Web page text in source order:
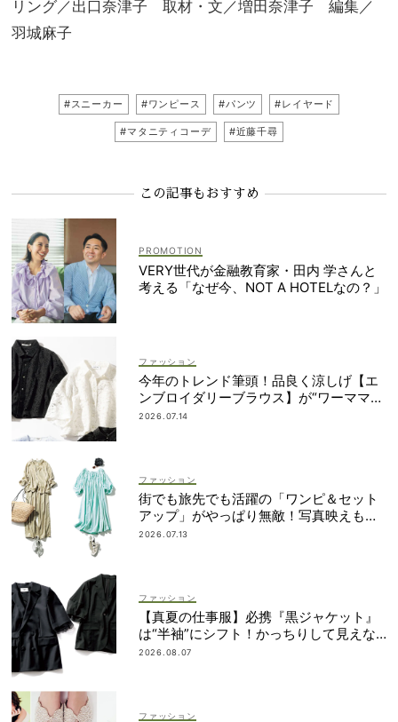
リング／出口奈津子 取材・文／増田奈津子 編集／
羽城麻子
#スニーカー #ワンピース #パンツ #レイヤード
#マタニティコーデ #近藤千尋
この記事もおすすめ
VERY世代が金融教育家・田内 学さんと
考える「なぜ今、NOT A HOTELなの？」
ファッション
今年のトレンド筆頭！品良く涼しげ【エ
ンブロイダリーブラウス】が“ワーママの
新定番”
2026.07.14
ファッション
街でも旅先でも活躍の「ワンピ＆セット
アップ」がやっぱり無敵！写真映えも着
回し力も◎
2026.07.13
ファッション
【真夏の仕事服】必携『黒ジャケット』
は“半袖”にシフト！かっちりして見えな
いデザインに注目
2026.08.07
ファッション